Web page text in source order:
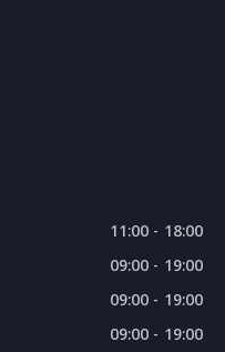
11:00 - 18:00
09:00 - 19:00
09:00 - 19:00
09:00 - 19:00